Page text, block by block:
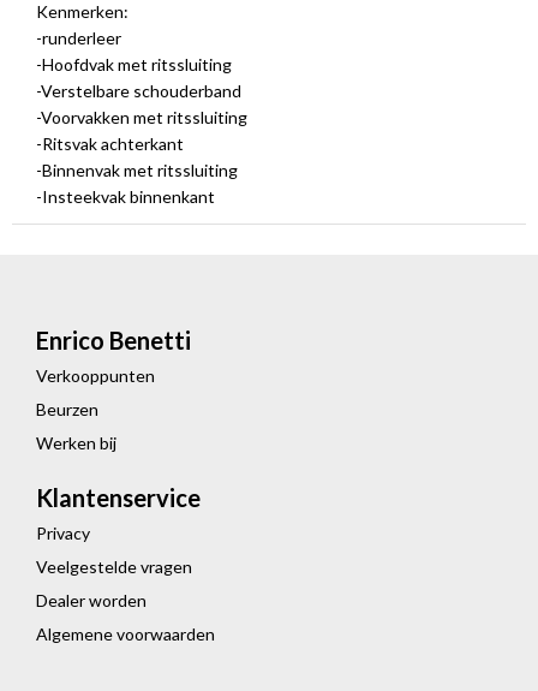
Kenmerken:
-runderleer
-Hoofdvak met ritssluiting
-Verstelbare schouderband
-Voorvakken met ritssluiting
-Ritsvak achterkant
-Binnenvak met ritssluiting
-Insteekvak binnenkant
Enrico Benetti
Verkooppunten
Beurzen
Werken bij
Klantenservice
Privacy
Veelgestelde vragen
Dealer worden
Algemene voorwaarden